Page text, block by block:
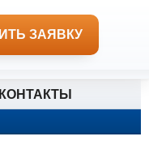
ЗАЯВКУ
КОНТАКТЫ